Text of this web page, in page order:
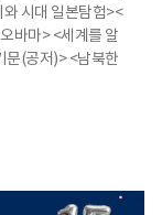
시대 일본탐험><
바마> <세계를 알
문(공저)> <남북한